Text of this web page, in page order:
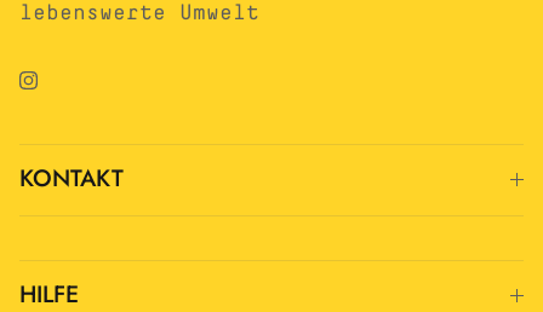
lebenswerte Umwelt
Instagram
KONTAKT
HILFE